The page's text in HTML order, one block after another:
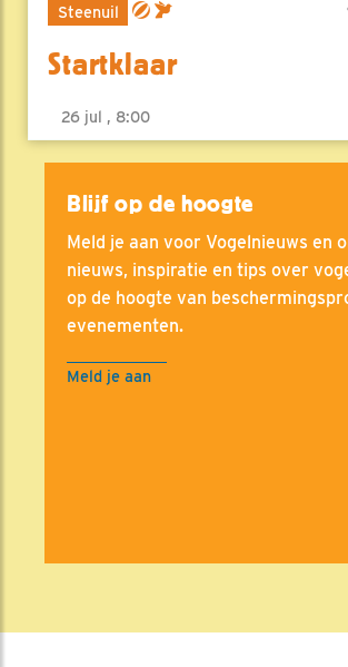
Steenuil
Startklaar
26 jul , 8:00
Blijf op de hoogte
Meld je aan voor Vogelnieuws en
nieuws, inspiratie en tips over
op de hoogte van
evenementen.
Meld je aan